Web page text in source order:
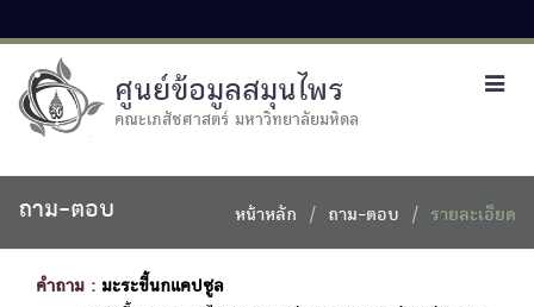
ศูนย์ข้อมูลสมุนไพร
คณะเภสัชศาสตร์ มหาวิทยาลัยมหิดล
ถาม-ตอบ หน้าหลัก ถาม-ตอบ รายละเอียด
คำถาม : มะระขี้นกแคปซูล